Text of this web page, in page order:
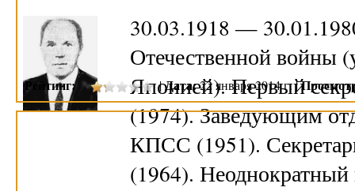
30.03.1918 —
Отечественной войны
Японией). Первый
(1974). Заведующим
КПСС (1951).
(1964). Неоднократный
Рейтинг: |Дата:22 января 2014 г. |